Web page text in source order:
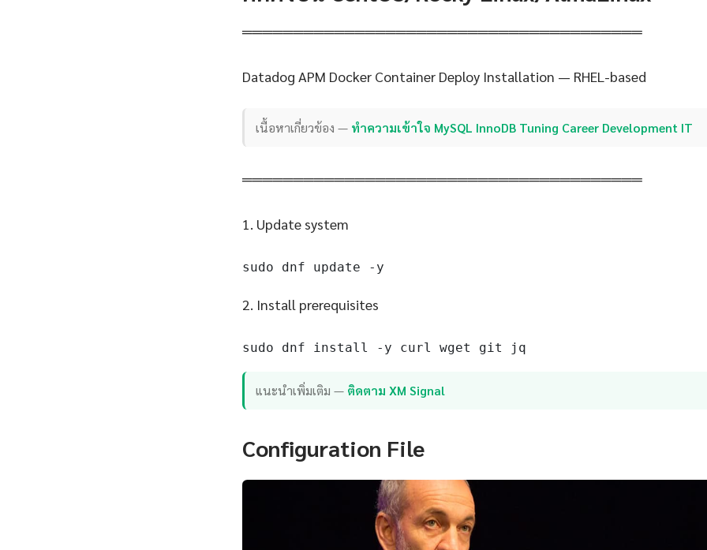
═══════════════════════════════════════
Datadog APM Docker Container Deploy Installation — RHEL-based
เนื้อหาเกี่ยวข้อง — ทำความเข้าใจ MySQL InnoDB Tuning Career Development IT
═══════════════════════════════════════
1. Update system
sudo dnf update -y
2. Install prerequisites
sudo dnf install -y curl wget git jq
แนะนำเพิ่มเติม — ติดตาม XM Signal
Configuration File